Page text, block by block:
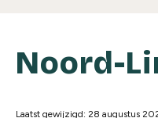
Noord-
Laatst gewijzigd: 28 augustus